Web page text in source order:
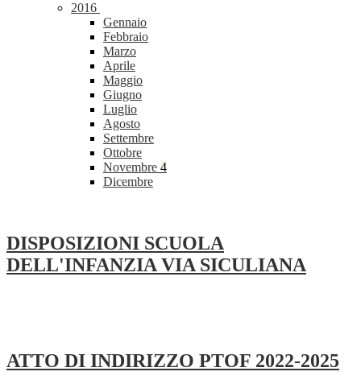
2016
Gennaio
Febbraio
Marzo
Aprile
Maggio
Giugno
Luglio
Agosto
Settembre
Ottobre
Novembre 4
Dicembre
DISPOSIZIONI SCUOLA
DELL'INFANZIA VIA SICULIANA
ATTO DI INDIRIZZO PTOF 2022-2025